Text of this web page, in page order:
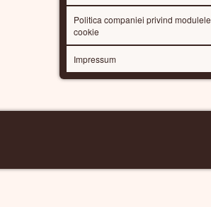
Politica companiei privind modulele
cookie
Impressum